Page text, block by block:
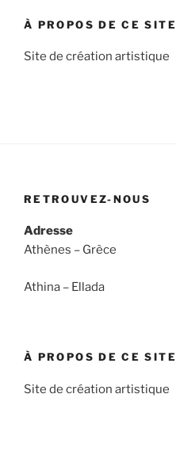
À PROPOS DE CE SITE
Site de création artistique
RETROUVEZ-NOUS
Adresse
Athènes – Grèce
Athina – Ellada
À PROPOS DE CE SITE
Site de création artistique